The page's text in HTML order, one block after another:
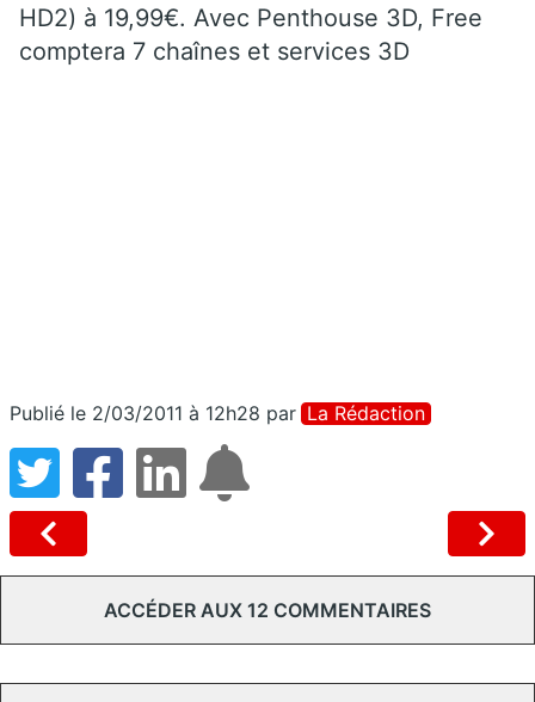
HD2) à 19,99€. Avec Penthouse 3D, Free
comptera 7 chaînes et services 3D
Publié le 2/03/2011 à 12h28 par La Rédaction
ACCÉDER AUX 12 COMMENTAIRES